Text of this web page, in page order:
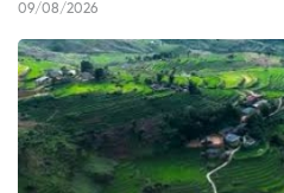
09/08/2026